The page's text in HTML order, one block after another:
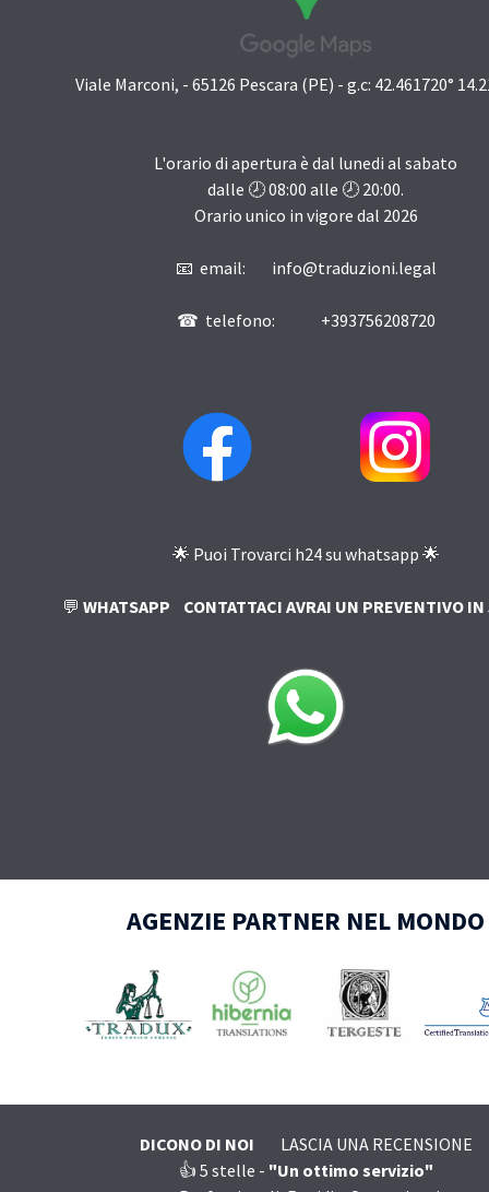
Viale Marconi, - 65126 Pescara (PE) - g.c: 42.461720°
L'orario di apertura è dal lunedi al sabato
dalle 🕗08:00 alle 🕗 20:00.
Orario unico in vigore dal 2026
📧 email: info@traduzioni.legal
☎ telefono: +393756208720
🌟 Puoi Trovarci h24 su whatsapp 🌟
💬 WHATSAPP CONTATTACI AVRAI UN PREVENTIVO
AGENZIE PARTNER NEL MONDO
DICONO DI NOI
LASCIA UNA RECENSIONE
👍 5 stelle - "Un ottimo servizio"